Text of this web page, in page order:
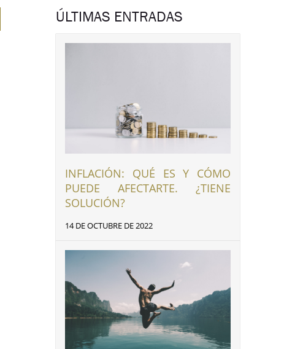
ÚLTIMAS ENTRADAS
INFLACIÓN: QUÉ ES Y CÓMO
PUEDE AFECTARTE. ¿TIENE
SOLUCIÓN?
14 DE OCTUBRE DE 2022